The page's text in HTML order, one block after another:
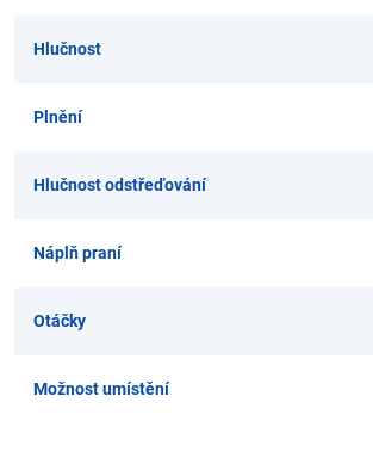
Hlučnost
Plnění
Hlučnost odstřeďování
Náplň praní
Otáčky
Možnost umístění